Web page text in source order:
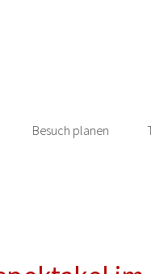
Besuch planen